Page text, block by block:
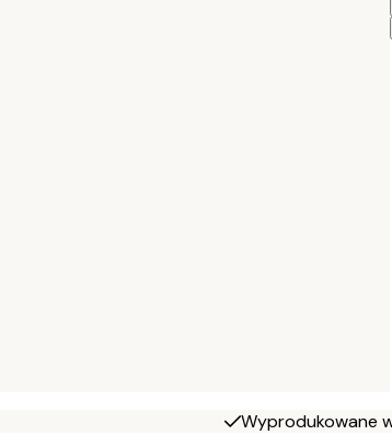
Wyprodukowane